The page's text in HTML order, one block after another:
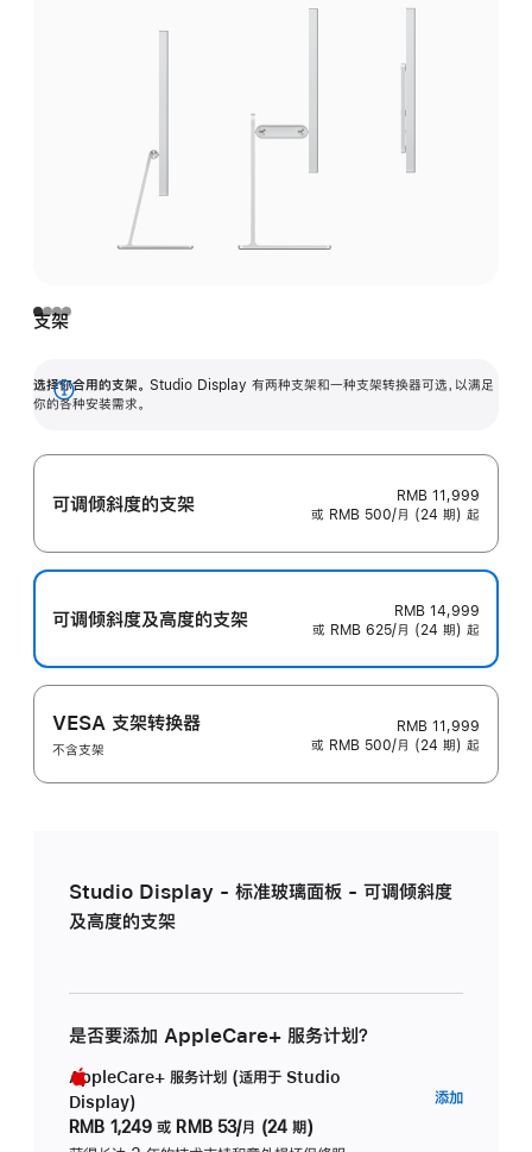
支架
选择你合用的支架。 Studio Display 有两种支架和一种支架转换器可选，以满足
你的各种安装需求。
展
可调倾斜度的支架
RMB 11,999
或 RMB 500/月 (24 期) 起
可调倾斜度及高‍度的支‍架
RMB 14,999
或 RMB 625/月 (24 期) 起
VESA 支架转换器
不含支架
RMB 11,999
或 RMB 500/月 (24 期) 起
Studio Display - 标准玻璃面板 - 可调倾斜度
及高度的支架
是否要添加 AppleCare+ 服务计划？
AppleCare+ 服务计划 (适用于 Studio
Display)
RMB 1,249 或 RMB 53/月 (24 期)
添加